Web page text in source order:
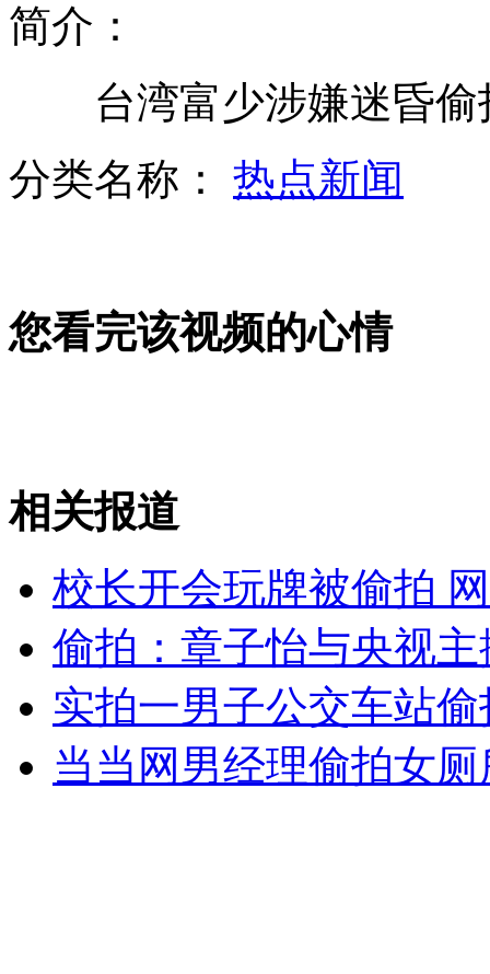
面对感情传言 孙杨称谣言止于智者
实拍特警飞身一跳 救下楼顶男子
山西运城恶犬咬伤多人 警民合力深夜将其击毙
女孩北京地铁殴打老人 痛下狠手拳打脚踢
简介：
台湾富少涉嫌迷昏偷
分类名称： 热点新闻
您看完该视频的心情
相关报道
校长开会玩牌被偷拍
偷拍：章子怡与央视
实拍一男子公交车站
当当网男经理偷拍女